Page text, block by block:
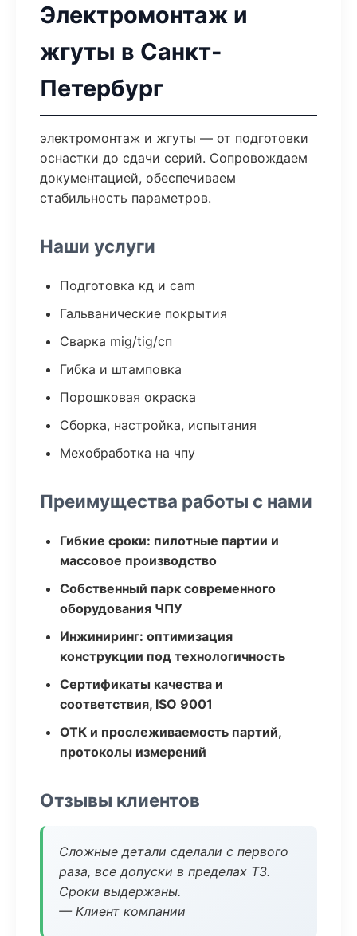
Электромонтаж и
жгуты в Санкт-
Петербург
электромонтаж и жгуты — от подготовки
оснастки до сдачи серий. Сопровождаем
документацией, обеспечиваем
стабильность параметров.
Наши услуги
Подготовка кд и cam
Гальванические покрытия
Сварка mig/tig/сп
Гибка и штамповка
Порошковая окраска
Сборка, настройка, испытания
Мехобработка на чпу
Преимущества работы с нами
Гибкие сроки: пилотные партии и
массовое производство
Собственный парк современного
оборудования ЧПУ
Инжиниринг: оптимизация
конструкции под технологичность
Сертификаты качества и
соответствия, ISO 9001
ОТК и прослеживаемость партий,
протоколы измерений
Отзывы клиентов
Сложные детали сделали с первого
раза, все допуски в пределах ТЗ.
Сроки выдержаны.
— Клиент компании